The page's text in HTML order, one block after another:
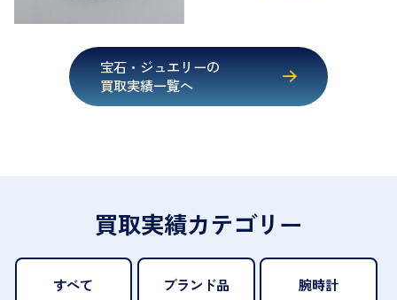
宝石・ジュエリーの
買取実績一覧へ
買取実績カテゴリー
すべて ブランド品 腕時計